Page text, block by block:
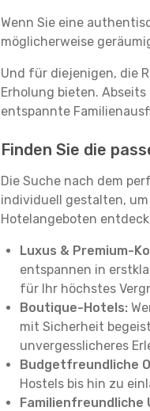
Wenn Sie eine
möglicherweise
Und für diejenigen, die
Erholung bieten.
entspannte
Finden Sie die
Die Suche nach dem
individuell gestalten,
Hotelangeboten
Luxus & Premium-
entspannen in
für Ihr höchstes
Boutique-Hotels:
mit Sicherheit
unvergesslicheres
Budgetfreundliche
Hostels bis hin zu